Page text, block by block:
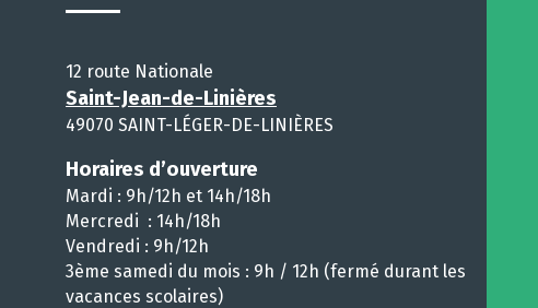
12 route Nationale
Saint-Jean-de-Linières
49070 SAINT-LÉGER-DE-LINIÈRES
Horaires d’ouverture
Mardi : 9h/12h et 14h/18h
Mercredi : 14h/18h
Vendredi : 9h/12h
3ème samedi du mois : 9h / 12h (fermé durant les
vacances scolaires)